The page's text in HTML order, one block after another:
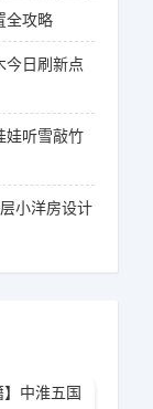
全攻略
今日刷新点
娃听雪敲竹
小洋房设计